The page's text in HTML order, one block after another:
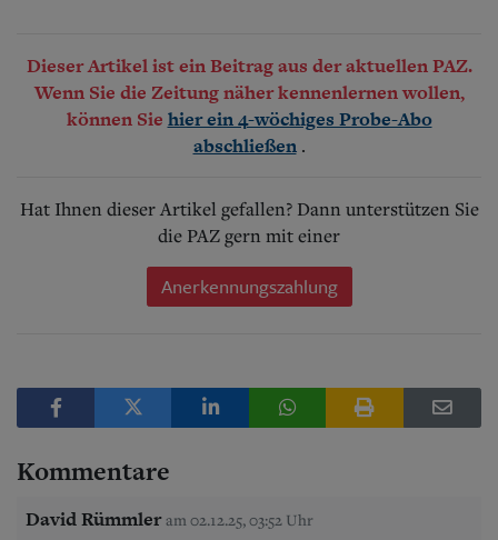
Dieser Artikel ist ein Beitrag aus der aktuellen PAZ.
Wenn Sie die Zeitung näher kennenlernen wollen,
können Sie hier ein 4-wöchiges Probe-Abo
abschließen .
Hat Ihnen dieser Artikel gefallen? Dann unterstützen Sie
die PAZ gern mit einer
Anerkennungszahlung
Kommentare
David Rümmler am 02.12.25, 03:52 Uhr